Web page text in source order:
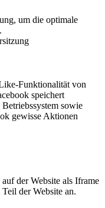
um die optimale
Funktionalität von
speichert
sowie
gewisse Aktionen
der Website als Iframe
der Website an.